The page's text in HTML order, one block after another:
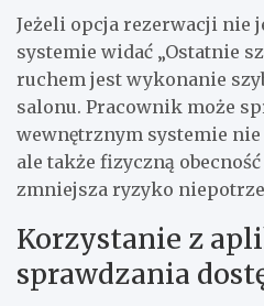
Jeżeli opcja rezerwacji nie
systemie widać „Ostatnie
ruchem jest wykonanie
salonu. Pracownik może
wewnętrznym systemie
ale także fizyczną
zmniejsza ryzyko
Korzystanie z
sprawdzania